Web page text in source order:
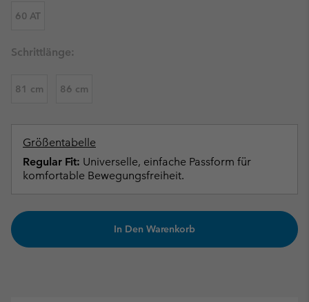
60 AT
Schrittlänge:
81 cm 86 cm
Größentabelle
Regular Fit: Universelle, einfache Passform für
komfortable Bewegungsfreiheit.
In Den Warenkorb